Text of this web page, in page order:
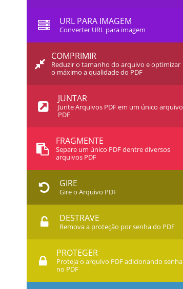
URL PARA IMAGEM
Converter URL para imagem
COMPRIMIR
Reduzir o tamanho do arquivo e optimizar
o máximo a qualidade do PDF
JUNTAR
Junte Arquivos PDF em um único arquivo
PDF
FRAGMENTE
Separe um único PDF dentre diversos
arquivos PDF
GIRE
Gire o Arquivo PDF
DESTRAVE
Remova a proteção por senha do PDF
PROTEGER
Proteja o arquivo PDF adicionando senha
no PDF